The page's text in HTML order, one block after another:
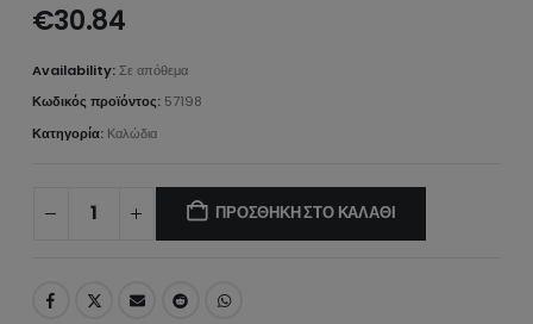
€30.84
Availability:Σε απόθεμα
Κωδικός προϊόντος: 57198
Κατηγορία: Καλώδια
ΠΡΟΣΘΉΚΗ ΣΤΟ ΚΑΛΆΘΙ